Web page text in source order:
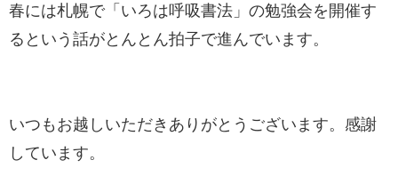
春には札幌で「いろは呼吸書法」の勉強会を開催す
るという話がとんとん拍子で進んでいます。
いつもお越しいただきありがとうございます。感謝
しています。